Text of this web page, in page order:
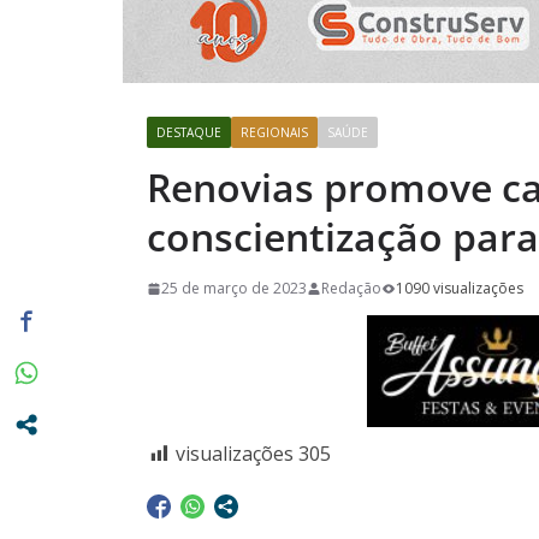
Pasta da
A Crônica
Euclidianas…
DESTAQUE REGIONAIS SAÚDE
Renovias promove
conscientização
25 de março de 2023 Redação 1090 visualizações
visualizações 305